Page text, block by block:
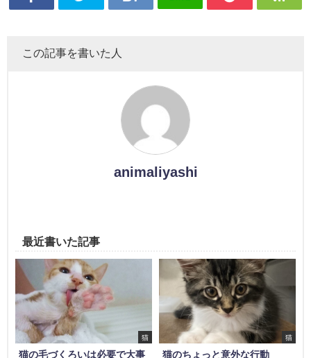
この記事を書いた人
animaliyashi
最近書いた記事
猫
猫の毛づくろいは必要で大事
猫
猫のちょっと意外な行動